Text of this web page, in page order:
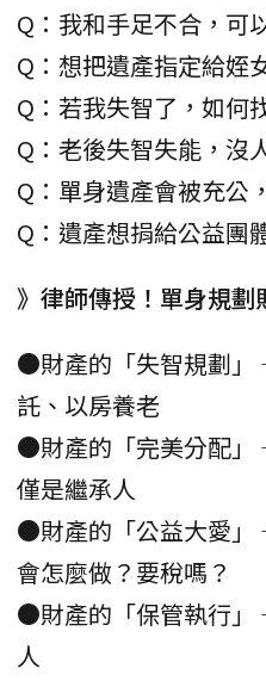
Q：我和手足不合，可
Q：想把遺產指定給姪
Q：若我失智了，如何
Q：老後失智失能，沒
Q：單身遺產會被充公
Q：遺產想捐給公益團
》律師傳授！單身規劃
●財產的「失智規劃」
託、以房養老
●財產的「完美分配」
僅是繼承人
●財產的「公益大愛」
會怎麼做？要稅嗎？
●財產的「保管執行」
人